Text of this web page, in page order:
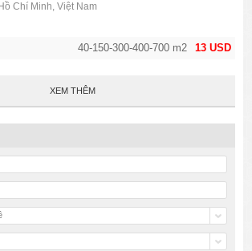
13 USD
40-150-300-400-700 m2
Hồ Chí Minh, Việt Nam
XEM THÊM